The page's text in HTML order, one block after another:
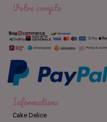
Votre compte
Informations
Cake Delice